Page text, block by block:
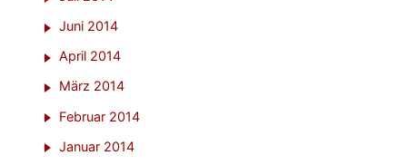
Juni 2014
April 2014
März 2014
Februar 2014
Januar 2014